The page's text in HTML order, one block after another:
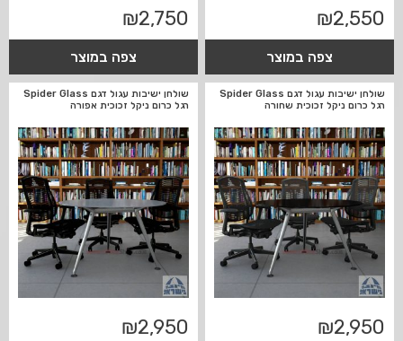
₪2,550
צפה במוצר
₪2,750
צפה במוצר
שולחן ישיבות עגול דגם Spider Glass
רגל כרום ניקל זכוכית שחורה
₪2,950
שולחן ישיבות עגול דגם Spider Glass
רגל כרום ניקל זכוכית אפורה
₪2,950